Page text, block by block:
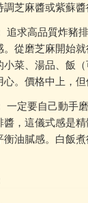
芝麻醬或紫蘇醬
追求高品質炸豬
從磨芝麻開始就
小菜、湯品、飯
。價格中上，但
一定要自己動手
醬，這儀式感是
衡油膩感。白飯